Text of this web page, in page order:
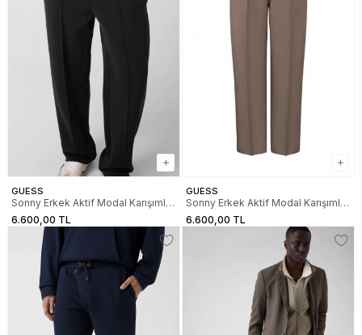
GUESS
Sonny Erkek Aktif Modal Karışımlı
Relaxed Fit Eşofman Altı
6.600,00 TL
GUESS
Sonny Erkek Aktif Modal Karışımlı
Relaxed Fit Eşofman Altı
6.600,00 TL